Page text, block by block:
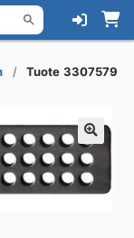
Tuote 3307579